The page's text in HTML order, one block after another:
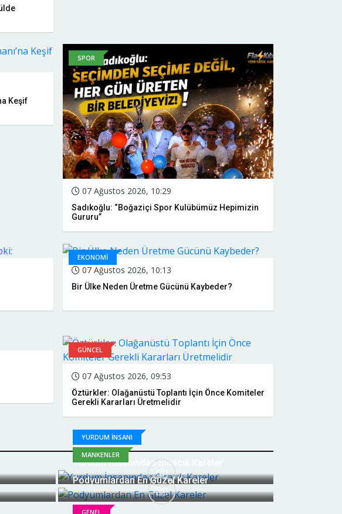
Keşif
SPOR
07 Ağustos 2026, 10:29
Sadıkoğlu: “Boğaziçi Spor Kulübümüz Hepimizin
Gururu”
EKONOMİ
07 Ağustos 2026, 10:13
Bir Ülke Neden Üretme Gücünü Kaybeder?
GÜNCEL
07 Ağustos 2026, 09:53
Öztürkler: Olağanüstü Toplantı İçin Önce Komiteler
Gerekli Kararları Üretmelidir
YURDUM İNSANI
Yurdum İnsanından Sıcacık Kareler
MANKENLER
Podyumlardan En Güzel Kareler
GENEL